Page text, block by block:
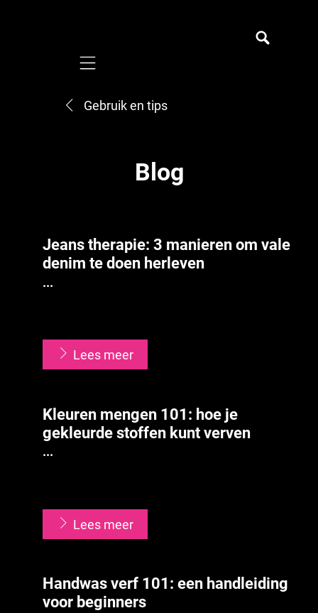
Mobile navigation
Gebruik en tips
Blog
Jeans therapie: 3 manieren om vale
denim te doen herleven
...
Lees meer
Kleuren mengen 101: hoe je
gekleurde stoffen kunt verven
...
Lees meer
Handwas verf 101: een handleiding
voor beginners